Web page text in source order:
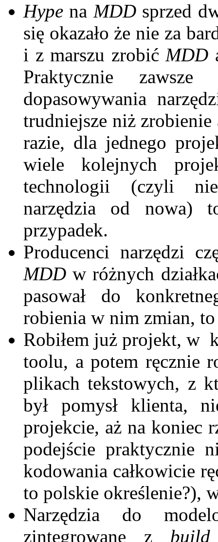
Hype na MDDsprzed
się okazało że nie za
i z marszu zrobić MDD
Praktycznie
dopasowywania
trudniejsze niż
razie, dla jednego
wiele kolejnych
technologii (czyli nie
narzędzia od nowa)
przypadek.
Producenci narzędzi
MDD w różnych
pasował do
robienia w nim zmian,
Robiłem już projekt, w
toolu, a potem ręcznie
plikach tekstowych, z
był pomysł klienta,
projekcie, aż na koniec
podejście praktycznie
kodowania całkowicie
to polskie określenie?),
Narzędzia do
zintegrowane z build